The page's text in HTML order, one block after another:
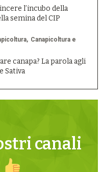
l’incubo della
semina del CIP
Canapicoltura e
canapa? La parola agli
Sativa
canali